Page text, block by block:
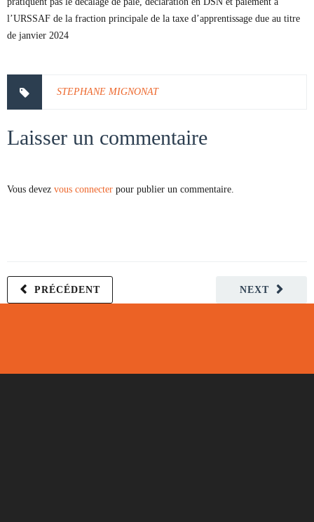
l’URSSAF de la fraction principale de la taxe d’apprentissage due au titre
de janvier 2024
STEPHANE MIGNONAT
Laisser un commentaire
Vous devez vous connecter pour publier un commentaire.
NEXT
PRÉCÉDENT